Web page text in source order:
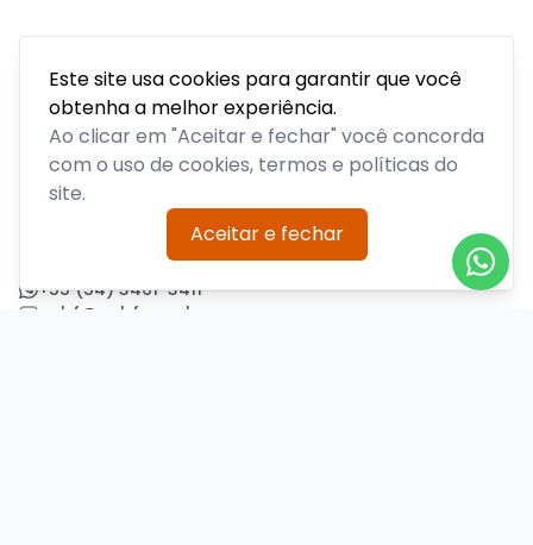
Este site usa cookies para garantir que você
obtenha a melhor experiência.
Ao clicar em "Aceitar e fechar" você concorda
com o uso de cookies, termos e políticas do
site.
Aceitar e fechar
Acompanhe todas as notícias sobre o time, venda de
ingressos, serviços aos sócios, serviços aos torcedores e
informações sobre o clube.
Precisa de ajuda?
+55 (54) 3461-3411
acbf@acbf.com.br